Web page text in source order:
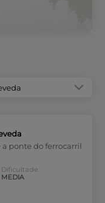
ponte do ferrocarril
Dificultade
MEDIA